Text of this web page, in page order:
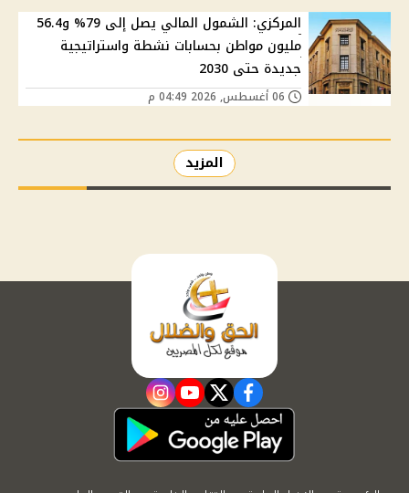
المركزي: الشمول المالي يصل إلى 79% و56.4
مليون مواطن بحسابات نشطة واستراتيجية
جديدة حتى 2030
المزيد
facebook
twitter
youtube
instagram